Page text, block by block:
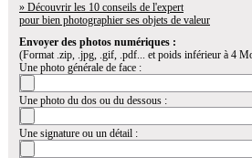
» Découvrir les 10 conseils de l'expert
pour bien photographier ses objets de valeur
Envoyer des photos numériques :
(Format .zip, .jpg, .gif, .pdf... et poids inférieur à 4
Une photo générale de face :
Une photo du dos ou du dessous :
Une signature ou un détail :